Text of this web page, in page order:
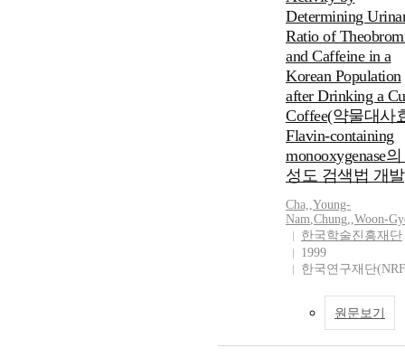
Determining
Ratio of
and Caffeine in a
Korean Population
after Drinking a
Coffee(약물대사
Flavin-containing
monooxygenase
성도 검색법 개
Cha,,Young-
Nam,Chung,,Woon-
한국학술진흥재단
1999
한국연구재단
원문보기